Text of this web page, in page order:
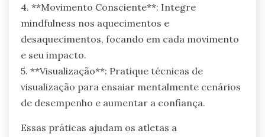
4. **Movimento Consciente**: Integre
mindfulness nos aquecimentos e
desaquecimentos, focando em cada movimento
e seu impacto.
5. **Visualização**: Pratique técnicas de
visualização para ensaiar mentalmente cenários
de desempenho e aumentar a confiança.
Essas práticas ajudam os atletas a